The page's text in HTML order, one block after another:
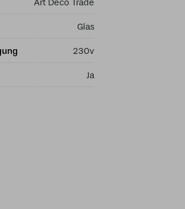
Art Deco Trade
Glas
230v
Ja